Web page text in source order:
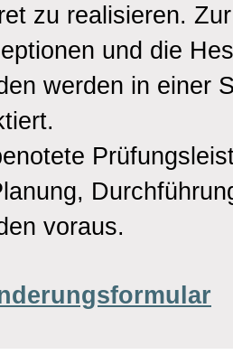
zu realisieren.
und die
werden in einer
voraus.